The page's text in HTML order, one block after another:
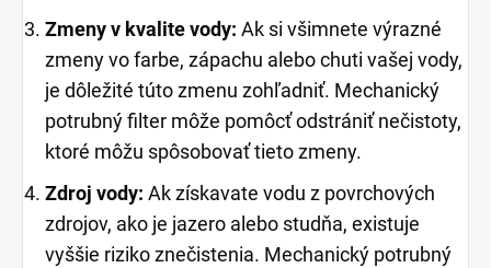
Zmeny v kvalite vody: Ak si všimnete výrazné
zmeny vo farbe, zápachu alebo chuti vašej vody,
je dôležité túto zmenu zohľadniť. Mechanický
potrubný filter môže pomôcť odstrániť nečistoty,
ktoré môžu spôsobovať tieto zmeny.
Zdroj vody: Ak získavate vodu z povrchových
zdrojov, ako je jazero alebo studňa, existuje
vyššie riziko znečistenia. Mechanický potrubný